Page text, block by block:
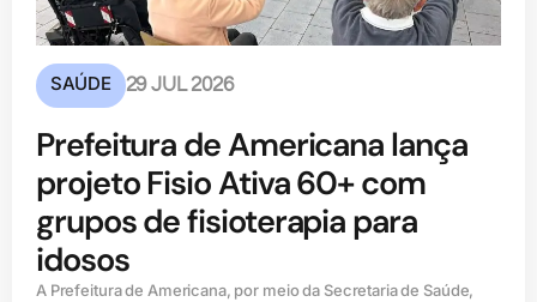
SAÚDE 29 JUL 2026
Prefeitura de Americana lança
projeto Fisio Ativa 60+ com
grupos de fisioterapia para
idosos
A Prefeitura de Americana, por meio da Secretaria de Saúde,